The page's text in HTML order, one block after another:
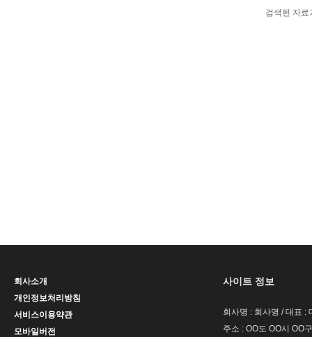
검색된 자료
회사소개
개인정보처리방침
서비스이용약관
모바일버전
사이트 정보
회사명 : 회사명 / 대표 :
주소 : OO도 OO시 OO